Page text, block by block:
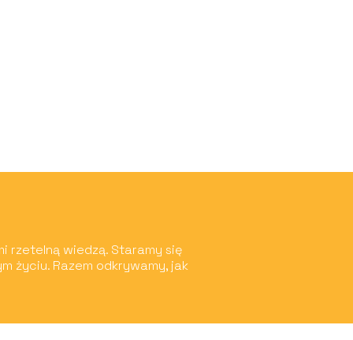
rzetelną wiedzą. Staramy się
życiu. Razem odkrywamy, jak